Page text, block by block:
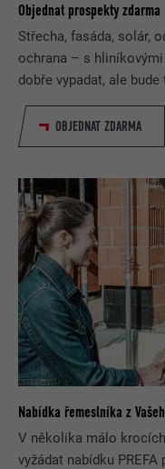
Objednat prospekty zdarma
Střecha, fasáda, solár,
ochrana – s hliníkovými
dobře vypadat, ale
OBJEDNAT ZDARMA
Nabídka řemeslníka z
V několika málo
vyžádat nabídku